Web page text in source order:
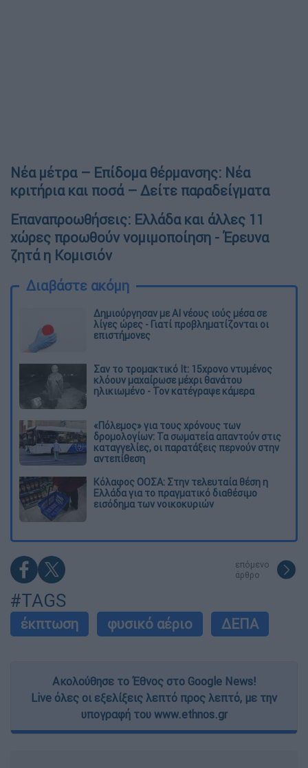
Νέα μέτρα – Επίδομα θέρμανσης: Νέα
κριτήρια και ποσά – Δείτε παραδείγματα
Επαναπροωθήσεις: Ελλάδα και άλλες 11
χώρες προωθούν νομιμοποίηση - Έρευνα
ζητά η Κομισιόν
Διαβάστε ακόμη
Δημιούργησαν με AI νέους ιούς μέσα σε
λίγες ώρες - Γιατί προβληματίζονται οι
επιστήμονες
Σαν το τρομακτικό It: 15χρονο ντυμένος
κλόουν μαχαίρωσε μέχρι θανάτου
ηλικιωμένο - Τον κατέγραψε κάμερα
«Πόλεμος» για τους χρόνους των
δρομολογίων: Τα σωματεία απαντούν στις
καταγγελίες, οι παρατάξεις περνούν στην
αντεπίθεση
Κόλαφος ΟΟΣΑ: Στην τελευταία θέση η
Ελλάδα για το πραγματικό διαθέσιμο
εισόδημα των νοικοκυριών
επόμενο
άρθρο
#TAGS
έκπτωση φυσικό αέριο ΔΕΠΑ
Ακολούθησε το Έθνος στο Google News!
Live όλες οι εξελίξεις λεπτό προς λεπτό, με την
υπογραφή του www.ethnos.gr